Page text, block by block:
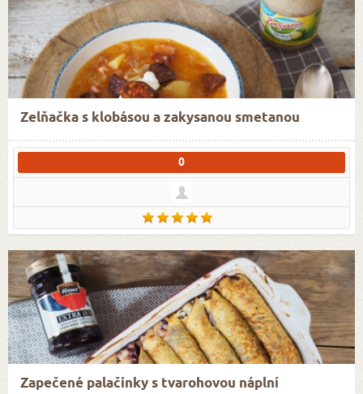
Zelňačka s klobásou a zakysanou smetanou
0
Zapečené palačinky s tvarohovou náplní